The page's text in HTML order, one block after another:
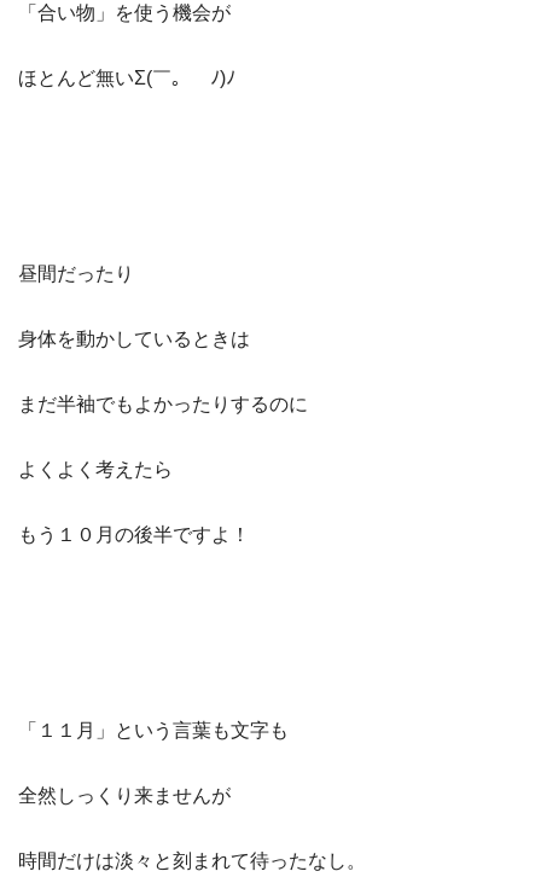
「合い物」を使う機会が
ほとんど無いΣ(￣。￣ﾉ)ﾉ
昼間だったり
身体を動かしているときは
まだ半袖でもよかったりするのに
よくよく考えたら
もう１０月の後半ですよ！
「１１月」という言葉も文字も
全然しっくり来ませんが
時間だけは淡々と刻まれて待ったなし。